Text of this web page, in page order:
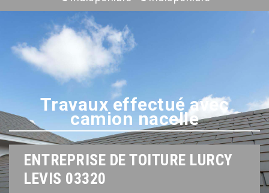
Travaux effectué avec
camion nacelle
ENTREPRISE DE TOITURE LURCY
LEVIS 03320